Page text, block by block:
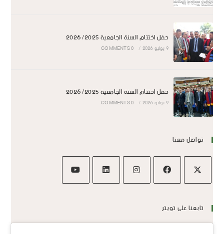
حفل اختتام السنة الجامعية 2026/2025
9 يوليو 2026 /
0 COMMENTS
حفل اختتام السنة الجامعية 2026/2025
9 يوليو 2026 /
0 COMMENTS
تواصل معنا
تابعنا على تويتر